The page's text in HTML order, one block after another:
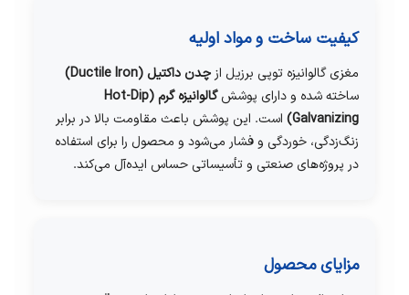
کیفیت ساخت و مواد اولیه
مغزی گالوانیزه توپی برزیل از چدن داکتیل (Ductile Iron)
ساخته شده و دارای پوشش
گالوانیزه گرم (Hot-Dip
Galvanizing) است. این پوشش باعث مقاومت بالا در برابر
زنگ‌زدگی، خوردگی و فشار می‌شود و محصول را برای استفاده
در پروژه‌های صنعتی و تأسیساتی حساس ایده‌آل می‌کند.
مزایای محصول